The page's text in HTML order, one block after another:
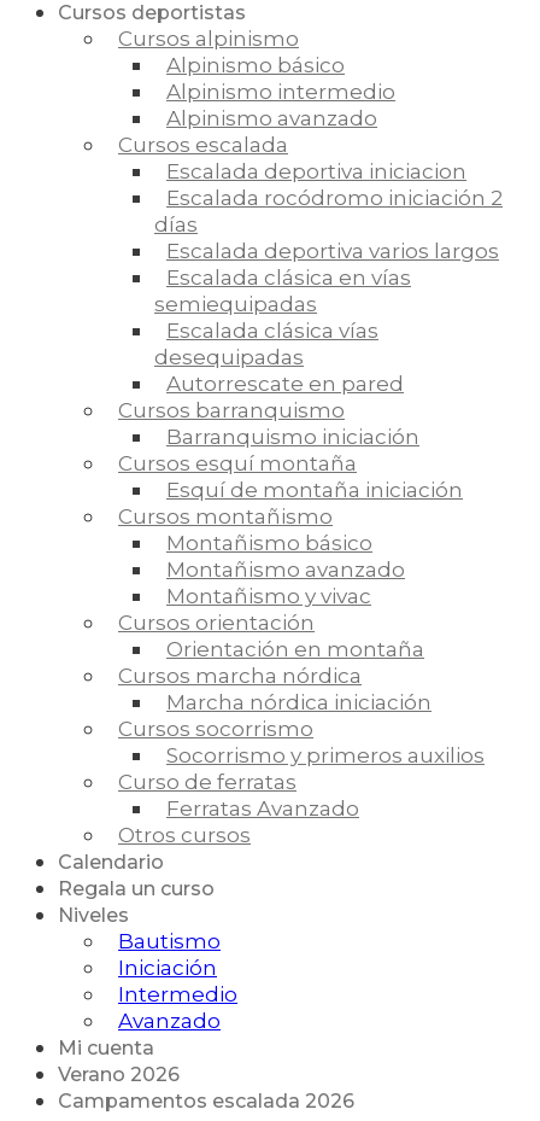
Cursos deportistas
Cursos alpinismo
Alpinismo básico
Alpinismo intermedio
Alpinismo avanzado
Cursos escalada
Escalada deportiva iniciacion
Escalada rocódromo iniciación 2
días
Escalada deportiva varios largos
Escalada clásica en vías
semiequipadas
Escalada clásica vías
desequipadas
Autorrescate en pared
Cursos barranquismo
Barranquismo iniciación
Cursos esquí montaña
Esquí de montaña iniciación
Cursos montañismo
Montañismo básico
Montañismo avanzado
Montañismo y vivac
Cursos orientación
Orientación en montaña
Cursos marcha nórdica
Marcha nórdica iniciación
Cursos socorrismo
Socorrismo y primeros auxilios
Curso de ferratas
Ferratas Avanzado
Otros cursos
Calendario
Regala un curso
Niveles
Bautismo
Iniciación
Intermedio
Avanzado
Mi cuenta
Verano 2026
Campamentos escalada 2026